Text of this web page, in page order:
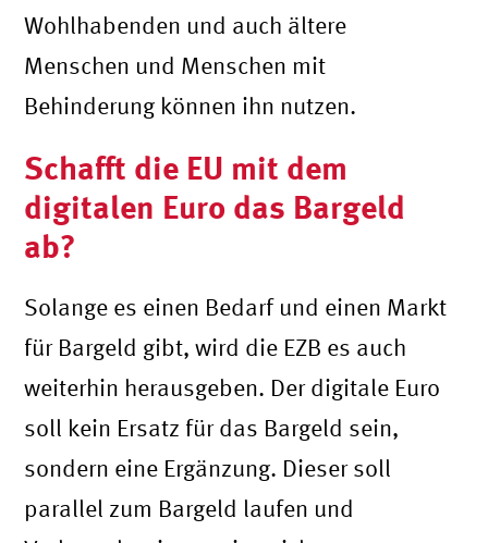
Wohlhabenden und auch ältere
Menschen und Menschen mit
Behinderung können ihn nutzen.
Schafft die EU mit dem
digitalen Euro das Bargeld
ab?
Solange es einen Bedarf und einen Markt
für Bargeld gibt, wird die EZB es auch
weiterhin herausgeben. Der digitale Euro
soll kein Ersatz für das Bargeld sein,
sondern eine Ergänzung. Dieser soll
parallel zum Bargeld laufen und